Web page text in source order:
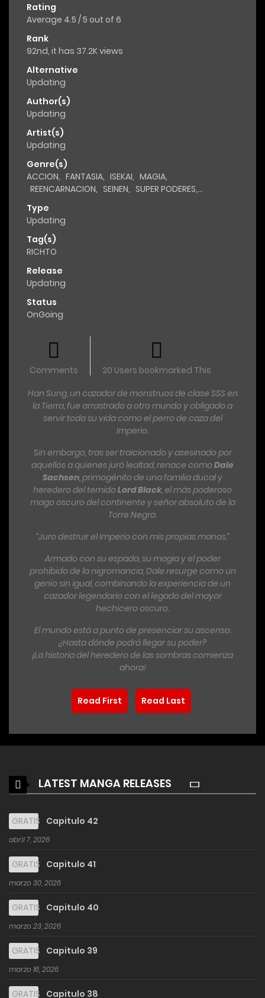
Rating
Average 4.5 /5 out of 6
Rank
92nd, it has 37.2K views
Alternative
Updating
Author(s)
Updating
Artist(s)
Updating
Genre(s)
ACCION, FANTASIA, ISEKAI, MAGIA,
REENCARNACION, SEINEN, SUPER PODERES,
Type
Updating
Tag(s)
RICHTO
Release
Updating
Status
OnGoing
Comments
20 Users bookmarked This
Han Sung, un cazador de monstruos de clase SSS en
la Tierra, fue arrastrado a otro mundo y obligado a
servir toda su vida como el perro de caza del
Imperio.
Sin embargo, tras ser traicionado y asesinado por
aquellos a quienes juró lealtad, renace comoDale
Sachsen, primogénito de una familia ducal y
heredero del temidoLord Black, el más poderoso
mago oscuro del continente y señor absoluto de la
Torre Negra.
“Juro destruir el Imperio con mis propias manos.”
Armado con su espada, su magia y el poder
prohibido de la nigromancia, Dale resurge como un
genio sin igual, combinando la experiencia de un
cazador legendario con el legado del mayor
hechicero oscuro.
El mundo está a punto de presenciar su ascenso.
¿Hasta dónde podrá llegar su poder?
¡La historia del heredero de las sombras comienza
ahora!
Read First Read Last
LATEST MANGA RELEASES
GRATIS Capitulo 42
abril 7, 2026
GRATIS Capitulo 41
marzo 30, 2026
GRATIS Capitulo 40
marzo 23, 2026
GRATIS Capitulo 39
marzo 16, 2026
GRATIS Capitulo 38